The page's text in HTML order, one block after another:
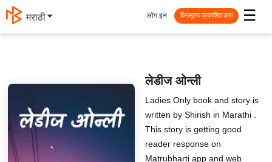
मराठी ☰
लॉग इन विनामूल्य प्रकाशित करा
लेडीज ओन्ली
Ladies Only book and story is
written by Shirish in Marathi .
This story is getting good
reader response on
Matrubharti app and web